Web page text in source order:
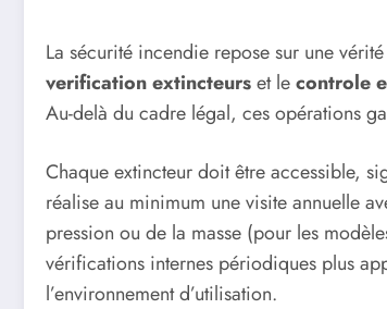
La sécurité incendie repose sur une
verification extincteurset lecontrole
Au-delà du cadre légal, ces opérations
Chaque extincteur doit être accessible,
réalise au minimum une visite annuelle
pression ou de la masse (pour les
vérifications internes périodiques plus
l’environnement d’utilisation.